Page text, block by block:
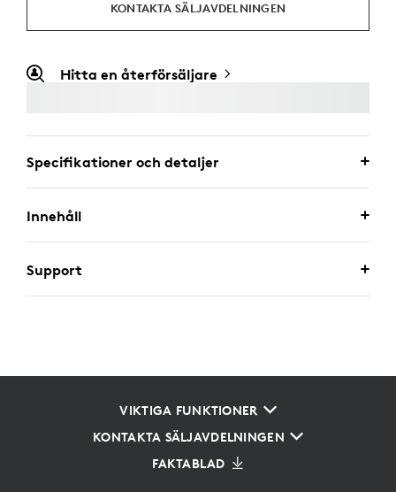
KONTAKTA SÄLJAVDELNINGEN
Hitta en återförsäljare
Specifikationer och detaljer
Innehåll
Support
VIKTIGA FUNKTIONER
KONTAKTA SÄLJAVDELNINGEN
FAKTABLAD